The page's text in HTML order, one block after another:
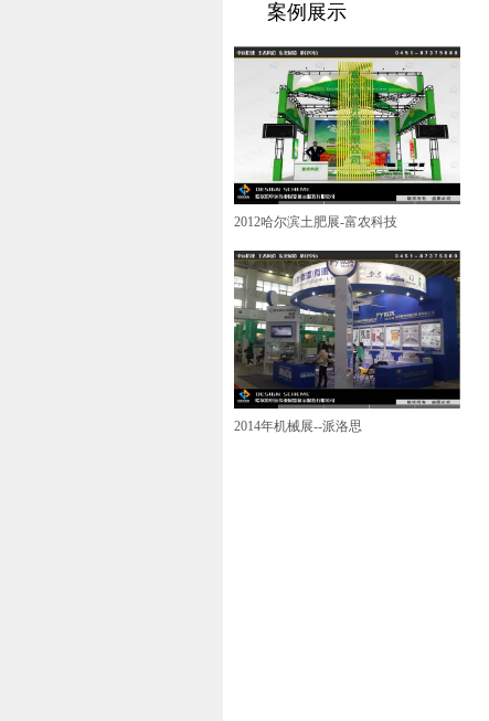
案例展示
2012哈尔滨土肥展-富农科技
2014年机械展--派洛思